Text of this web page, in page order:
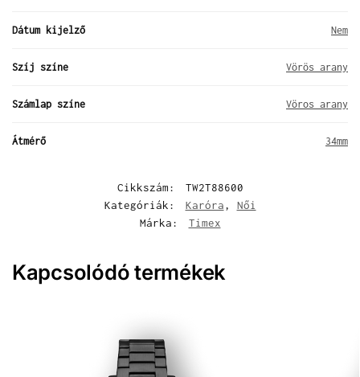
Dátum kijelző Nem
Szíj színe Vörös arany
Számlap színe Vöros arany
Átmérő 34mm
Cikkszám:
TW2T88600
Kategóriák:
Karóra, Női
Márka:
Timex
Kapcsolódó termékek